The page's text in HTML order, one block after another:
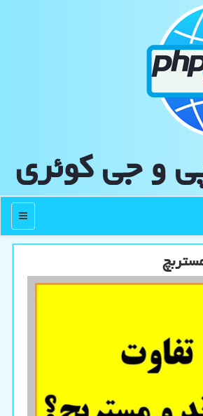
و جی كوئری
منو